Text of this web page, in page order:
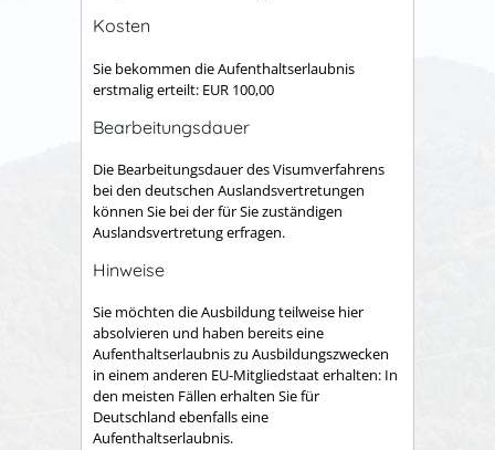
Kosten
Sie bekommen die Aufenthaltserlaubnis
erstmalig erteilt: EUR 100,00
Bearbeitungsdauer
Die Bearbeitungsdauer des Visumverfahrens
bei den deutschen Auslandsvertretungen
können Sie bei der für Sie zuständigen
Auslandsvertretung erfragen.
Hinweise
Sie möchten die Ausbildung teilweise hier
absolvieren und haben bereits eine
Aufenthaltserlaubnis zu Ausbildungszwecken
in einem anderen EU-Mitgliedstaat erhalten: In
den meisten Fällen erhalten Sie für
Deutschland ebenfalls eine
Aufenthaltserlaubnis.